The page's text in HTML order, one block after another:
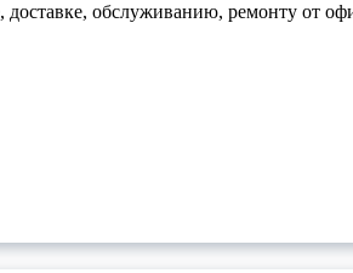
обслуживанию, ремонту от